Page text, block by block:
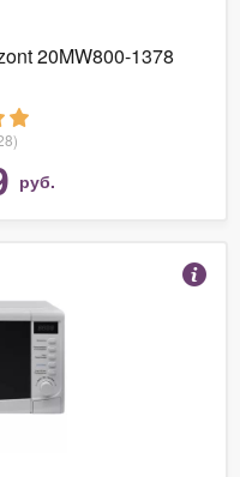
20MW800-1378
руб.